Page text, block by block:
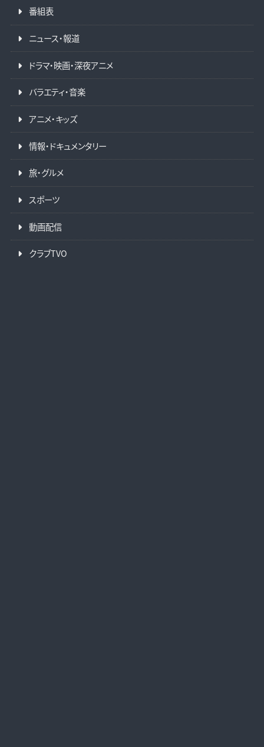
番組表
ニュース・報道
ドラマ・映画・深夜アニメ
バラエティ・音楽
アニメ・キッズ
情報・ドキュメンタリー
旅・グルメ
スポーツ
動画配信
クラブTVO